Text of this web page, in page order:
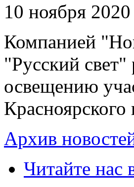
10 ноября 2020
Компанией
"Русский свет"
освещению
Красноярского
Архив
Читайте нас